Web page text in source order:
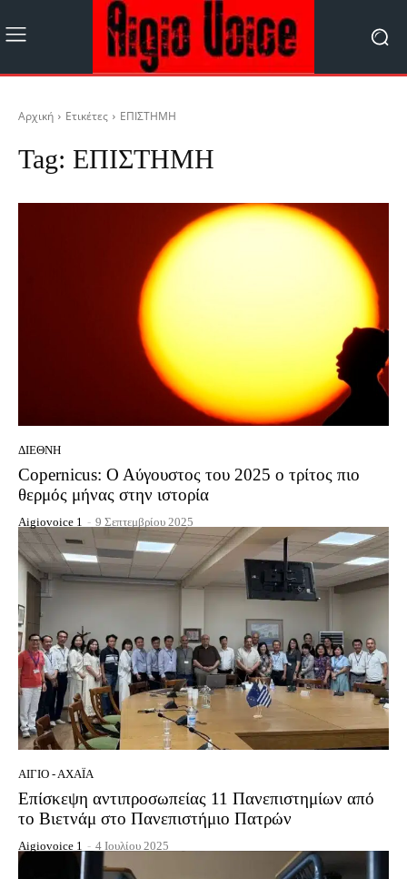
Αρχική Ετικέτες ΕΠΙΣΤΗΜΗ
Tag: ΕΠΙΣΤΗΜΗ
ΔΙΕΘΝΉ
Copernicus: Ο Αύγουστος του 2025 ο τρίτος πιο
θερμός μήνας στην ιστορία
Aigiovoice 1 - 9 Σεπτεμβρίου 2025
ΑΊΓΙΟ - ΑΧΑΪ́Α
Επίσκεψη αντιπροσωπείας 11 Πανεπιστημίων από
το Βιετνάμ στο Πανεπιστήμιο Πατρών
Aigiovoice 1 - 4 Ιουλίου 2025